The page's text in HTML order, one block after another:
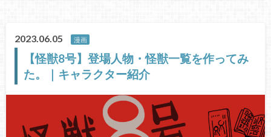
2023.06.05 漫画
【怪獣8号】登場人物・怪獣一覧を作ってみ
た。｜キャラクター紹介